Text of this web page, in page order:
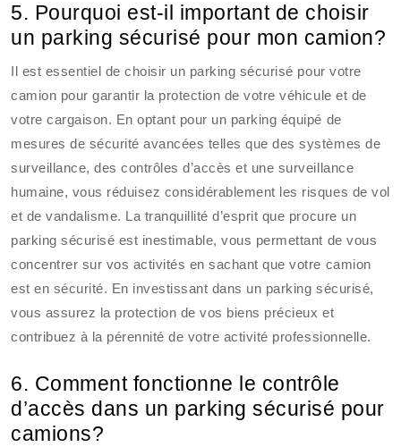
5. Pourquoi est-il important de choisir
un parking sécurisé pour mon camion?
Il est essentiel de choisir un parking sécurisé pour votre
camion pour garantir la protection de votre véhicule et de
votre cargaison. En optant pour un parking équipé de
mesures de sécurité avancées telles que des systèmes de
surveillance, des contrôles d’accès et une surveillance
humaine, vous réduisez considérablement les risques de vol
et de vandalisme. La tranquillité d’esprit que procure un
parking sécurisé est inestimable, vous permettant de vous
concentrer sur vos activités en sachant que votre camion
est en sécurité. En investissant dans un parking sécurisé,
vous assurez la protection de vos biens précieux et
contribuez à la pérennité de votre activité professionnelle.
6. Comment fonctionne le contrôle
d’accès dans un parking sécurisé pour
camions?